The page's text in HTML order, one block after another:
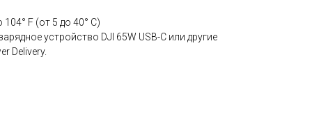
F (от 5 до 40° C)
устройство DJI 65W USB-C или другие
Delivery.